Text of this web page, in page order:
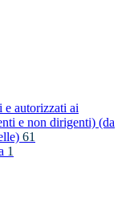
autorizzati ai
e non dirigenti) (da
61
1